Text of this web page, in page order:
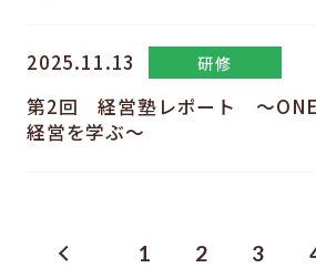
2025.11.13 研修
第2回 経営塾レポート ～ONE
経営を学ぶ～
1 2 3